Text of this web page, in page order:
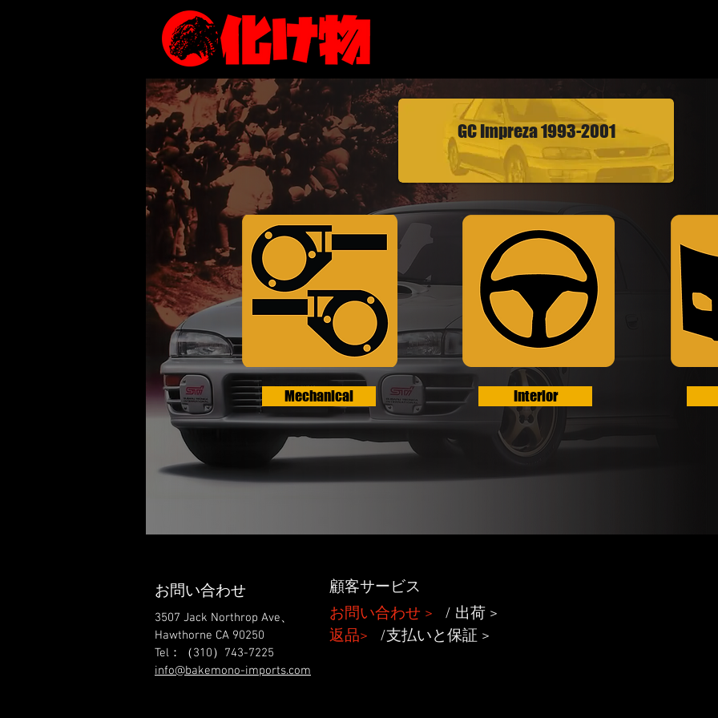
Mechanical
GC Impreza 1993-2001
Interior
お問い合わせ
3507 Jack Northrop Ave、
Hawthorne CA 90250
Tel：（310）743-7225
info@bakemono-imports.com
顧客サービス
お問い合わせ > / 出荷 >
返品>
/支払いと保証 >